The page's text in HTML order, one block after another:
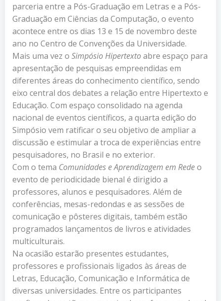
parceria entre a Pós-Graduação em Letras e a Pós-
Graduação em Ciências da Computação, o evento
acontece entre os dias 13 e 15 de novembro deste
ano no Centro de Convenções da Universidade.
Mais uma vez o Simpósio Hipertextoabre espaço para
apresentação de pesquisas empreendidas em
diferentes áreas do conhecimento científico, sendo
eixo central dos debates a relação entre Hipertexto e
Educação. Com espaço consolidado na agenda
nacional de eventos científicos, a quarta edição do
Simpósio vem ratificar o seu objetivo de ampliar a
discussão e estimular a troca de experiências entre
pesquisadores, no Brasil e no exterior.
Com o tema Comunidades e Aprendizagem em Redeo
evento de periodicidade bienal é dirigido a
professores, alunos e pesquisadores. Além de
conferências, mesas-redondas e as sessões de
comunicação e pôsteres digitais, também estão
programados lançamentos de livros e atividades
multiculturais.
Na ocasião estarão presentes estudantes,
professores e profissionais ligados às áreas de
Letras, Educação, Comunicação e Informática de
diversas universidades. Entre os participantes